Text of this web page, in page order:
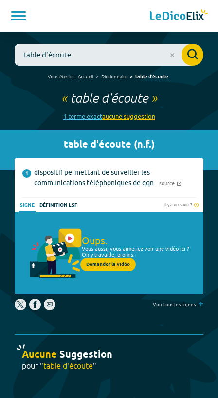
Vous êtes ici : Accueil Dictionnaire table d'écoute
« table d'écoute»
1 termeexactaucunesuggestion
table d'écoute (n.f.)
1
dispositif permettant de surveiller les
communications téléphoniques de qqn.
source
SIGNE DÉFINITION LSF Il y a un souci ?
Oups.
Vous aussi, vous aimeriez voir une vidéo ici ?
On y travaille, promis.
Demander la vidéo
Voir tous les signes +
Aucune Suggestion
pour "table d'écoute"